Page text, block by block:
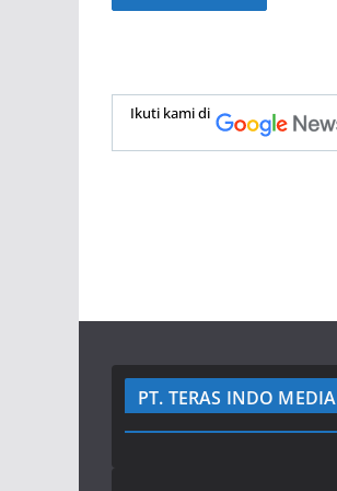
Ikuti kami di
PT. TERAS INDO MEDIA